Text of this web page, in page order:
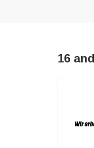
16